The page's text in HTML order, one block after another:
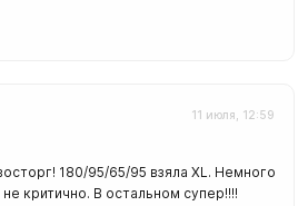
11 июля, 12:59
180/95/65/95 взяла XL. Немного
критично. В остальном супер!!!!